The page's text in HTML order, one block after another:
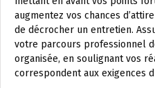
augmentez vos chances
de décrocher un entretien.
votre parcours professionnel
organisée, en soulignant vos
correspondent aux exigences